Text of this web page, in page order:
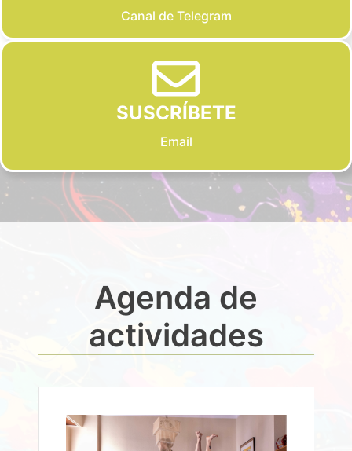
Canal de Telegram
SUSCRÍBETE
Email
Agenda de
actividades